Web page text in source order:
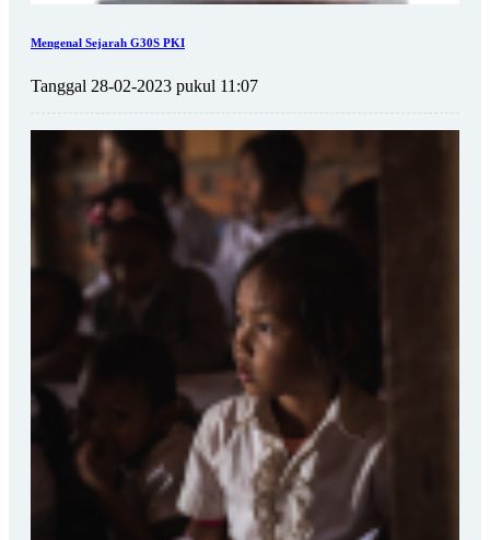
Mengenal Sejarah G30S PKI
Tanggal 28-02-2023 pukul 11:07